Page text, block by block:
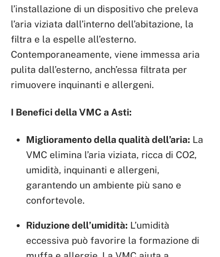
l’installazione di un dispositivo che preleva
l’aria viziata dall’interno dell’abitazione, la
filtra e la espelle all’esterno.
Contemporaneamente, viene immessa aria
pulita dall’esterno, anch’essa filtrata per
rimuovere inquinanti e allergeni.
I Benefici della VMC a Asti:
Miglioramento della qualità dell’aria: La
VMC elimina l’aria viziata, ricca di CO2,
umidità, inquinanti e allergeni,
garantendo un ambiente più sano e
confortevole.
Riduzione dell’umidità: L’umidità
eccessiva può favorire la formazione di